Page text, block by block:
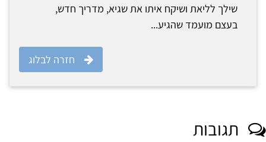
שילך לליאת ושיקח איתו את שגיא, מדריך חדש,
בעצם מועמד שהגיע...
חזרה לבלוג
תגובות